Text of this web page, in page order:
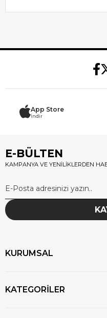
App Store
İndir
E-BÜLTEN
KAMPANYA VE YENİLİKLERDEN
KURUMSAL
KATEGORİLER